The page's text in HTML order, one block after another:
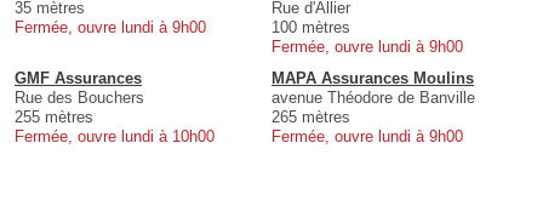
35 mètres
Fermée, ouvre lundi à 9h00
Rue d'Allier
100 mètres
Fermée, ouvre lundi à 9h00
GMF Assurances
Rue des Bouchers
255 mètres
Fermée, ouvre lundi à 10h00
MAPA Assurances Moulins
avenue Théodore de Banville
265 mètres
Fermée, ouvre lundi à 9h00